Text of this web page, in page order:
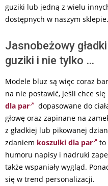
guziki lub jedną z wielu
dostępnych w naszym sklepie.
Jasnobeżowy
guziki i nie tylko …
Modele bluz są więc coraz
na nie postawić, jeśli chce się
dla par
dopasowane do
głowę oraz zapinane na
z gładkiej lub pikowanej
zdaniem koszulki dla par
to
humoru napisy i nadruki
także wspaniały wygląd.
się w trend personalizacji.